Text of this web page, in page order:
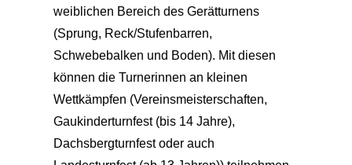
weiblichen Bereich des Gerätturnens
(Sprung, Reck/Stufenbarren,
Schwebebalken und Boden). Mit diesen
können die Turnerinnen an kleinen
Wettkämpfen (Vereinsmeisterschaften,
Gaukinderturnfest (bis 14 Jahre),
Dachsbergturnfest oder auch